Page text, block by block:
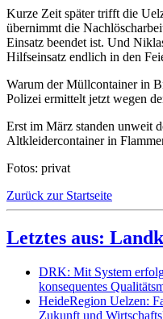
Kurze Zeit später trifft die
übernimmt die
Einsatz beendet ist. Und
Hilfseinsatz endlich in den
Warum der Müllcontainer in
Polizei ermittelt jetzt wegen
Erst im März standen unweit
Altkleidercontainer in
Fotos: privat
Zurück zur Startseite
Letztes aus:
DRK: Mit System
konsequentes
HeideRegion Uelzen:
Zukunft und